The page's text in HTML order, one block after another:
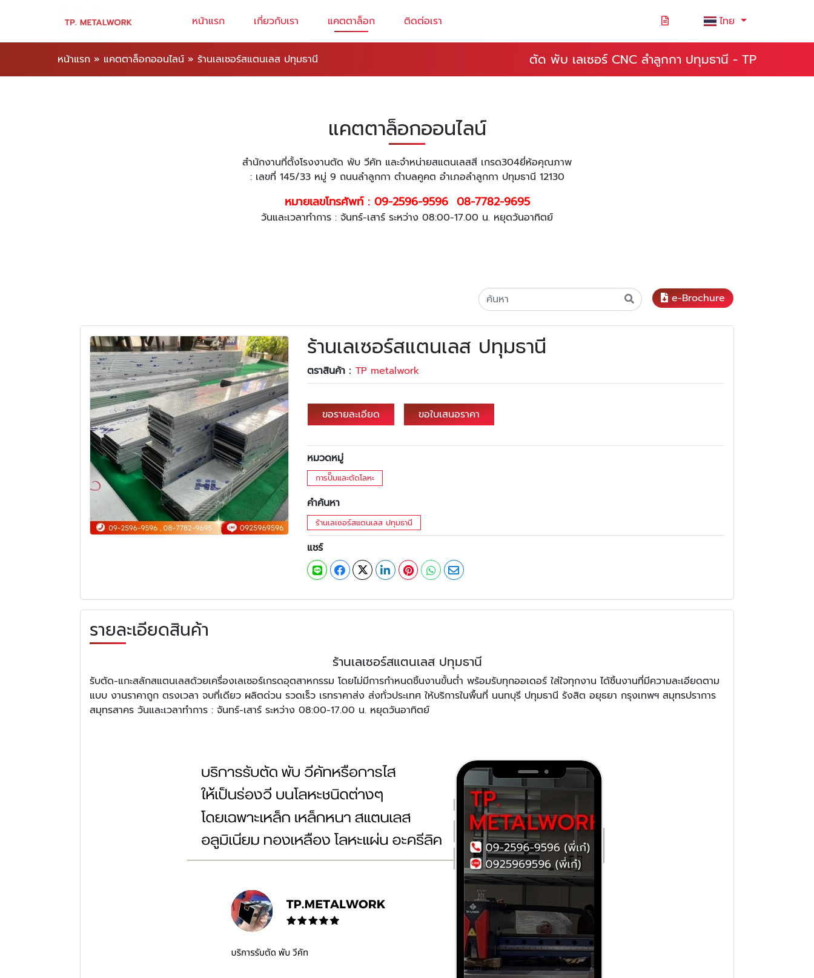
หน้าแรก เกี่ยวกับเรา แคตตาล็อก ติดต่อเรา ไทย
หน้าแรก » แคตตาล็อกออนไลน์ » ร้านเลเซอร์สแตนเลส ปทุมธานี ตัด พับ เลเซอร์ CNC ลำลูกกา ปทุมธานี - TP
แคตตาล็อกออนไลน์
สำนักงานที่ตั้งโรงงานตัด พับ วีคัท และจำหน่ายสแตนเลสสี เกรด304ยี่ห้อคุณภาพ
: เลขที่ 145/33 หมู่ 9 ถนนลำลูกกา ตำบลคูคต อำเภอลำลูกกา ปทุมธานี 12130
หมายเลขโทรศัพท์ : 09-2596-9596 08-7782-9695
วันและเวลาทำการ : จันทร์-เสาร์ ระหว่าง 08:00-17.00 น. หยุดวันอาทิตย์
e-Brochure
ร้านเลเซอร์สแตนเลส ปทุมธานี
ตราสินค้า : TP metalwork
ขอรายละเอียด ขอใบเสนอราคา
หมวดหมู่
การปั๊มและตัดโลหะ
คำค้นหา
ร้านเลเซอร์สแตนเลส ปทุมธานี
แชร์
รายละเอียดสินค้า
ร้านเลเซอร์สแตนเลส ปทุมธานี
รับตัด-แกะสลักสแตนเลสด้วยเครื่องเลเซอร์เกรดอุตสาหกรรม โดยไม่มีการกำหนดชิ้นงานขั้นต่ำ พร้อมรับทุกออเดอร์ ใส่ใจทุกงาน ได้ชิ้นงานที่มีความละเอียดตาม
แบบ งานราคาถูก ตรงเวลา จบที่เดียว ผลิตด่วน รวดเร็ว เรทราคาส่ง ส่งทั่วประเทศ ให้บริการในพื้นที่ นนทบุรี ปทุมธานี รังสิต อยุธยา กรุงเทพฯ สมุทรปราการ
สมุทรสาคร วันและเวลาทำการ : จันทร์-เสาร์ ระหว่าง 08:00-17.00 น. หยุดวันอาทิตย์